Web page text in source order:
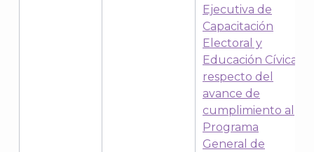
Ejecutiva de
Capacitación
Electoral y
Educación Cívica,
respecto del
avance de
cumplimiento al
Programa
General de